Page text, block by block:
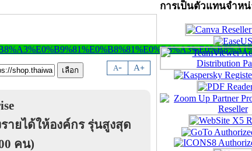
A- A+
ยได้ให้องค์กร รุ่นสูงสุด
คน)
การเป็นตัวแทนจำห